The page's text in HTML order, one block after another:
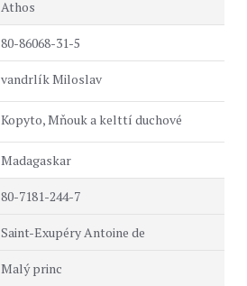
Athos
80-86068-31-5
vandrlík Miloslav
Kopyto, Mňouk a kelttí duchové
Madagaskar
80-7181-244-7
Saint-Exupéry Antoine de
Malý princ